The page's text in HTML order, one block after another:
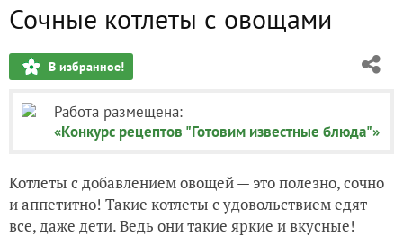
Сочные котлеты с овощами
В избранное!
Работа размещена:
«Конкурс рецептов "Готовим известные блюда"»
Котлеты с добавлением овощей — это полезно, сочно
и аппетитно! Такие котлеты с удовольствием едят
все, даже дети. Ведь они такие яркие и вкусные!